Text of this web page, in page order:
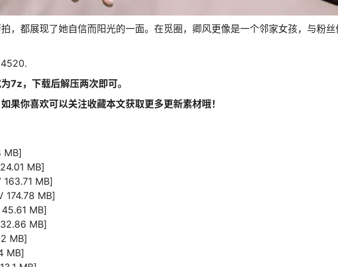
，都展现了她自信而阳光的一面。在觅圈，卿风更像是一个邻家女孩，与粉
7z，下载后解压两次即可。
果你喜欢可以关注收藏本文获取更多更新素材哦！
MB]
MB]
MB]
174.78 MB]
MB]
MB]
MB]
MB]